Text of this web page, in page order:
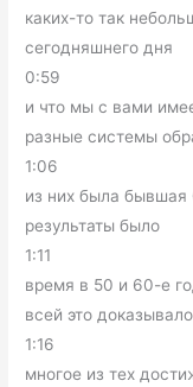
каких-то так
сегодняшнего дня
0:59
и что мы с вами
разные системы
1:06
из них была бывшая
результаты было
1:11
время в 50 и 60-е
всей это доказывало
1:16
многое из тех